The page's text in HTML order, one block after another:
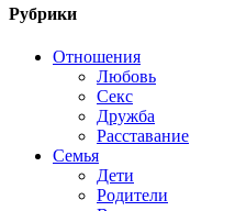
Рубрики
Отношения
Любовь
Секс
Дружба
Расставание
Семья
Дети
Родители